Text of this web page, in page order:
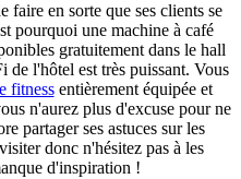
en sorte que ses clients se
pourquoi une machine à café
gratuitement dans le hall
l'hôtel est très puissant. Vous
fitnessentièrement équipée et
n'aurez plus d'excuse pour ne
partager ses astuces sur les
donc n'hésitez pas à les
d'inspiration !